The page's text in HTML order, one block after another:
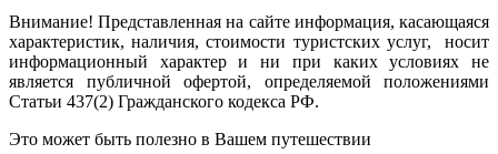
Внимание! Представленная на сайте информация, касающаяся
характеристик, наличия, стоимости туристских услуг, носит
информационный характер и ни при каких условиях не
является публичной офертой, определяемой положениями
Статьи 437(2) Гражданского кодекса РФ.
Это может быть полезно в Вашем путешествии